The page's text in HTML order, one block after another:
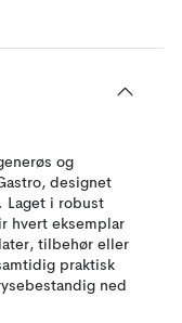
og
designet
Laget i robust
hvert eksemplar
tilbehør eller
praktisk
ned